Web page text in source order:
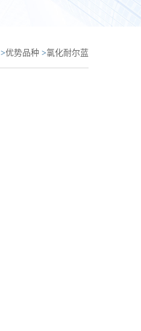
>优势品种 >氯化耐尔蓝